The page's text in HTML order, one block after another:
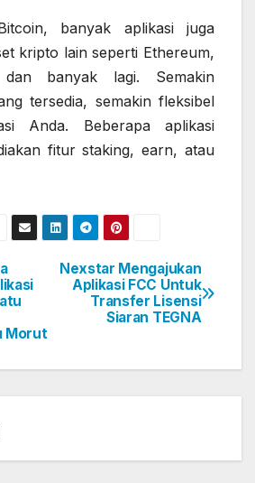
banyak aplikasi juga
kripto lain seperti Ethereum,
banyak lagi. Semakin
tersedia, semakin fleksibel
Anda. Beberapa aplikasi
fitur staking, earn, atau
Nexstar Mengajukan
Aplikasi FCC Untuk
Transfer Lisensi
Siaran TEGNA
Morut